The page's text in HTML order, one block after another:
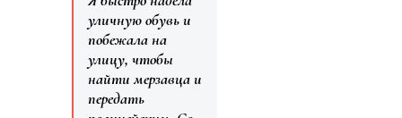
уличную обувь и
побежала на
улицу, чтобы
найти мерзавца и
передать